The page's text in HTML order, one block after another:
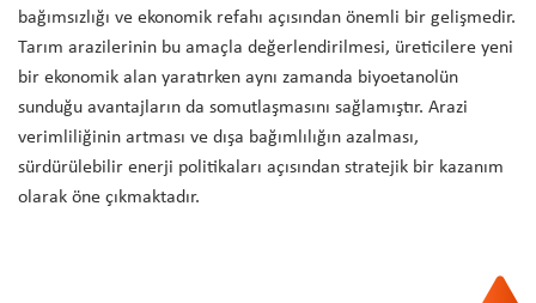
bağımsızlığı ve ekonomik refahı açısından önemli bir gelişmedir.
Tarım arazilerinin bu amaçla değerlendirilmesi, üreticilere yeni
bir ekonomik alan yaratırken aynı zamanda biyoetanolün
sunduğu avantajların da somutlaşmasını sağlamıştır. Arazi
verimliliğinin artması ve dışa bağımlılığın azalması,
sürdürülebilir enerji politikaları açısından stratejik bir kazanım
olarak öne çıkmaktadır.